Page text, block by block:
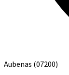
Aubenas (07200)